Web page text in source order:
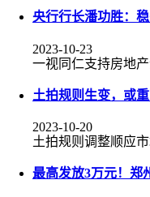
央行行长潘功胜：
2023-10-23
一视同仁支持房地
土拍规则生变，或重
2023-10-20
土拍规则调整顺应
最高发放3万元！郑